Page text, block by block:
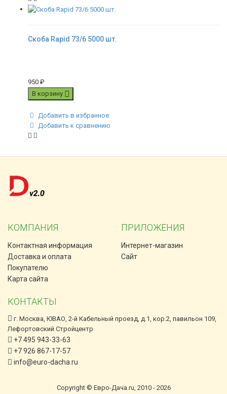
Скоба Rapid 73/6 5000 шт.
950 ₽
В корзину
Добавить в избранное
Добавить к сравнению
КОМПАНИЯ
Контактная информация
Доставка и оплата
Покупателю
Карта сайта
ПРИЛОЖЕНИЯ
Интернет-магазин
Сайт
КОНТАКТЫ
г. Москва, ЮВАО, 2-й Кабельный проезд, д.1, кор.2, павильон 109,
Лефортовский Стройцентр
+7 495 943-33-63
+7 926 867-17-57
info@euro-dacha.ru
Copyright © Евро-Дача.ru, 2010 - 2026